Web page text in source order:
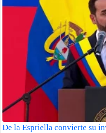
De la Espriella convierte su